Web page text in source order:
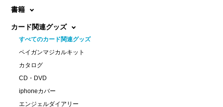
書籍
カード関連グッズ
すべてのカード関連グッズ
ペイガンマジカルキット
カタログ
CD・DVD
iphoneカバー
エンジェルダイアリー